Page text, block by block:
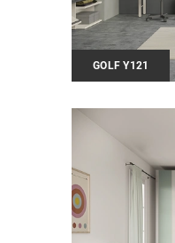
GOLF Y121